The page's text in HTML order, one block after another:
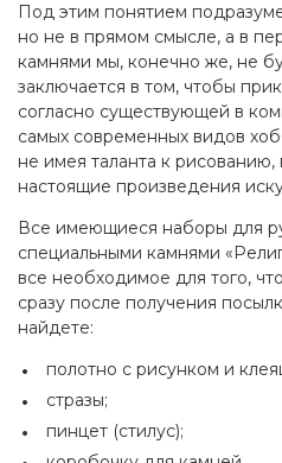
Под этим понятием
но не в прямом смысле, а в
камнями мы, конечно же, не
заключается в том, чтобы
согласно существующей в
самых современных видов
не имея таланта к
настоящие произведения
Все имеющиеся наборы для
специальными камнями
все необходимое для того,
сразу после получения
найдете:
полотно с рисунком и
стразы;
пинцет (стилус);